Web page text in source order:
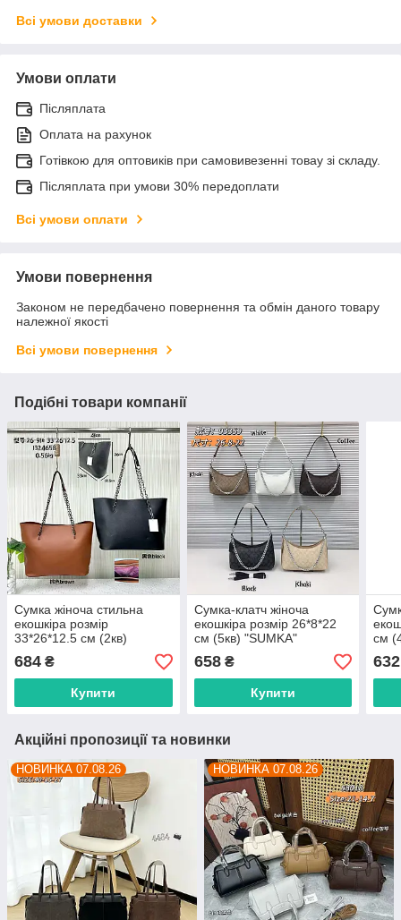
Всі умови доставки
Умови оплати
Післяплата
Оплата на рахунок
Готівкою для оптовиків при самовивезенні товау зі складу.
Післяплата при умови 30% передоплати
Всі умови оплати
Умови повернення
Законом не передбачено повернення та обмін даного товару
належної якості
Всі умови повернення
Подібні товари компанії
Сумка жіноча стильна
екошкіра розмір
33*26*12.5 см (2кв)
"SUMKA" недорого гуртом
від прямого
постачальника
684 ₴
Купити
Сумка-клатч жіноча
екошкіра розмір 26*8*22
см (5кв) "SUMKA"
прямого постачальника
658₴
Купити
см
632
Акційні пропозиції та новинки
НОВИНКА 07.08.26 НОВИНКА 07.08.26